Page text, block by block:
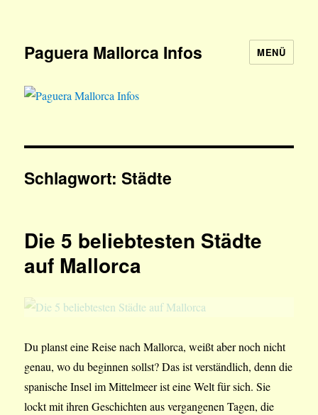
Paguera Mallorca Infos MENÜ
Schlagwort:Städte
Die 5 beliebtesten Städte
auf Mallorca
Du planst eine Reise nach Mallorca, weißt aber noch nicht
genau, wo du beginnen sollst? Das ist verständlich, denn die
spanische Insel im Mittelmeer ist eine Welt für sich. Sie
lockt mit ihren Geschichten aus vergangenen Tagen, die